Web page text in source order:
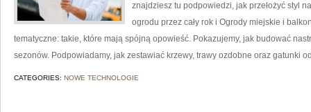
znajdziesz tu podpowiedzi, jak przełożyć styl
ogrodu przez cały rok i Ogrody miejskie i
tematyczne: takie, które mają spójną opowieść. Pokazujemy, jak budować
sezonów. Podpowiadamy, jak zestawiać krzewy, trawy ozdobne oraz gatunki
CATEGORIES: NOWE TECHNOLOGIE